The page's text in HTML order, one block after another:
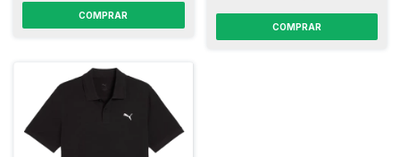
COMPRAR
COMPRAR